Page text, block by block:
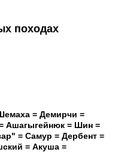
походах
= Демирчи =
Ашагыгейнюк = Шин =
= Самур = Дербент =
= Акуша =